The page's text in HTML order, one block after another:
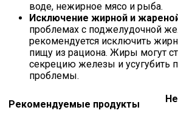
воде, нежирное мясо и рыба.
Исключение жирной и
проблемах с поджелудочной
рекомендуется исключить
пищу из рациона. Жиры могут
секрецию железы и усугубить
проблемы.
Рекомендуемые продукты